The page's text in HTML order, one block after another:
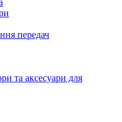
передач
та аксесуари для